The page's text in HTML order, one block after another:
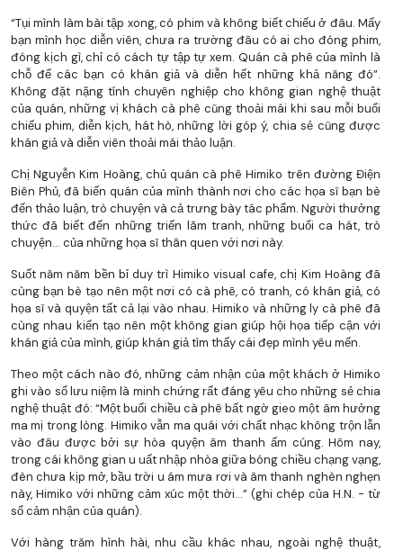
“Tụi mình làm bài tập xong, có phim và không biết chiếu ở đâu. Mấy
bạn mình học diễn viên, chưa ra trường đâu có ai cho đóng phim,
đóng kịch gì, chỉ có cách tự tập tự xem. Quán cà phê của mình là
chỗ để các bạn có khán giả và diễn hết những khả năng đó”.
Không đặt nặng tính chuyên nghiệp cho không gian nghệ thuật
của quán, những vị khách cà phê cũng thoải mái khi sau mỗi buổi
chiếu phim, diễn kịch, hát hò, những lời góp ý, chia sẻ cũng được
khán giả và diễn viên thoải mái thảo luận.
Chị Nguyễn Kim Hoàng, chủ quán cà phê Himiko trên đường Điện
Biên Phủ, đã biến quán của mình thành nơi cho các họa sĩ bạn bè
đến thảo luận, trò chuyện và cả trưng bày tác phẩm. Người thưởng
thức đã biết đến những triển lãm tranh, những buổi ca hát, trò
chuyện... của những họa sĩ thân quen với nơi này.
Suốt năm năm bền bỉ duy trì Himiko visual cafe, chị Kim Hoàng đã
cùng bạn bè tạo nên một nơi có cà phê, có tranh, có khán giả, có
họa sĩ và quyện tất cả lại vào nhau. Himiko và những ly cà phê đã
cùng nhau kiến tạo nên một không gian giúp hội họa tiếp cận với
khán giả của mình, giúp khán giả tìm thấy cái đẹp mình yêu mến.
Theo một cách nào đó, những cảm nhận của một khách ở Himiko
ghi vào sổ lưu niệm là minh chứng rất đáng yêu cho những sẻ chia
nghệ thuật đó: “Một buổi chiều cà phê bất ngờ gieo một âm hưởng
ma mị trong lòng. Himiko vẫn ma quái với chất nhạc không trộn lẫn
vào đâu được bởi sự hòa quyện âm thanh ấm cúng. Hôm nay,
trong cái không gian u uất nhập nhòa giữa bóng chiều chạng vạng,
đèn chưa kịp mở, bầu trời u ám mưa rơi và âm thanh nghèn nghẹn
này, Himiko với những cảm xúc một thời...” (ghi chép của H.N. - từ
sổ cảm nhận của quán).
Với hàng trăm hình hài, nhu cầu khác nhau, ngoài nghệ thuật,